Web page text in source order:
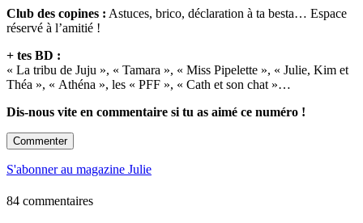
Club des copines : Astuces, brico, déclaration à ta besta… Espace
réservé à l’amitié !
+ tes BD :
« La tribu de Juju », « Tamara », « Miss Pipelette », « Julie, Kim et
Théa », « Athéna », les « PFF », « Cath et son chat »…
Dis-nous vite en commentaire si tu as aimé ce numéro !
Commenter
S'abonner au magazine Julie
84 commentaires